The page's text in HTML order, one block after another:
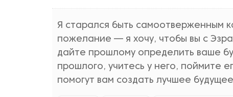
Я старался быть самоотверженным
пожелание — я хочу, чтобы вы с
дайте прошлому определить ваше
прошлого, учитесь у него, поймите
помогут вам создать лучшее